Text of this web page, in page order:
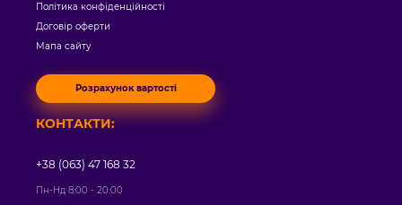
Політика конфіденційності
Договір оферти
Мапа сайту
Розрахунок вартості
КОНТАКТИ:
+38 (063) 47 168 32
Пн-Нд 8:00 - 20:00